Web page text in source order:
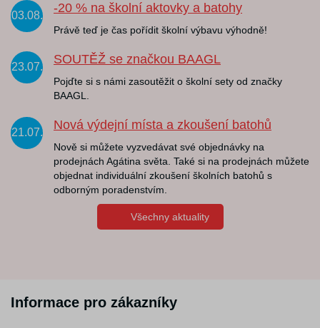
03.08.
-20 % na školní aktovky a batohy
Právě teď je čas pořídit školní výbavu výhodně!
23.07.
SOUTĚŽ se značkou BAAGL
Pojďte si s námi zasoutěžit o školní sety od značky
BAAGL.
21.07.
Nová výdejní místa a zkoušení batohů
Nově si můžete vyzvedávat své objednávky na
prodejnách Agátina světa. Také si na prodejnách můžete
objednat individuální zkoušení školních batohů s
odborným poradenstvím.
Všechny aktuality
Informace pro zákazníky